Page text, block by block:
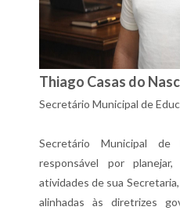
Thiago Casas do
Secretário Municipal de
Secretário Municipal
responsável por
atividades de sua
alinhadas às diretrizes